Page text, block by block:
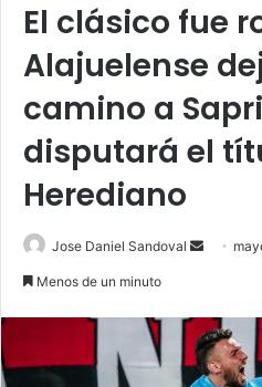
El clásico fue
Alajuelense
camino a
disputará el
Herediano
Jose Daniel Sandoval
Send
Menos de un minuto